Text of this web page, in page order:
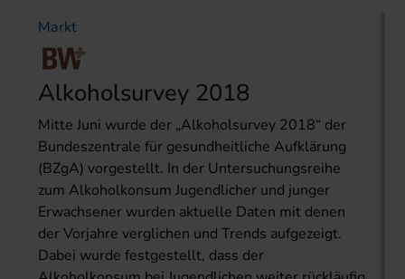
Markt
Alkoholsurvey 2018
Mitte Juni wurde der „Alkoholsurvey 2018“ der
Bundeszentrale für gesundheitliche Aufklärung
(BZgA) vorgestellt. In der Untersuchungsreihe
zum Alkoholkonsum Jugendlicher und junger
Erwachsener wurden aktuelle Daten mit denen
der Vorjahre verglichen und Trends aufgezeigt.
Dabei wurde festgestellt, dass der